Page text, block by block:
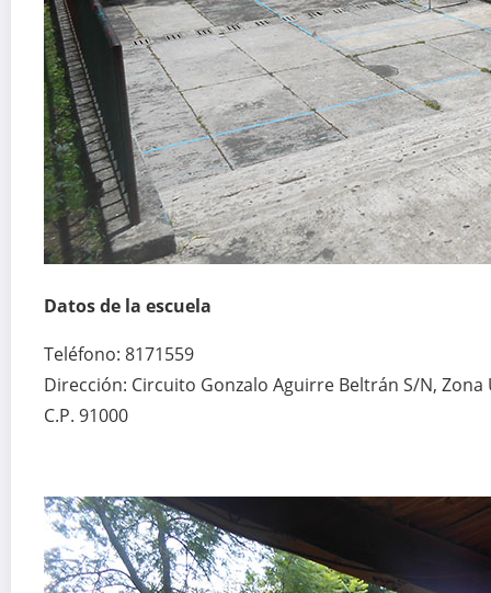
Datos de la escuela
Teléfono: 8171559
Dirección: Circuito Gonzalo Aguirre Beltrán S/N,
C.P. 91000